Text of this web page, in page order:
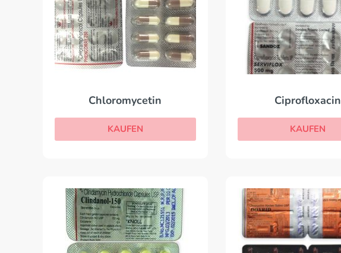
Chloromycetin
KAUFEN
Ciprofloxacin
KAUFEN